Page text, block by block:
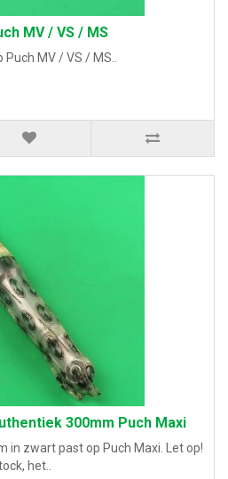
MV / VS / MS
MV / VS / MS..
300mm Puch Maxi
in zwart past op Puch Maxi. Let op!
het..